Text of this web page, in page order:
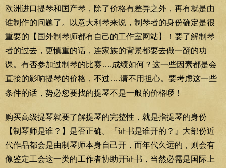
欧洲进口提琴和国产琴，除了价格有差异之外，再有就是由
谁制作的问题了。以意大利琴来说，制琴者的身份确定是很
重要的【国外制琴师都有自己的工作室网站】！要了解制琴
者的过去，更慎重的话，连家族的背景都要去做一翻的功
课。有否参加过制琴的比赛….成绩如何？这一些因素都是会
直接的影响提琴的价格，不过….请不用担心。要考虑这一些
条件的话，势必您要找的提琴不是一般的价格啰！
购买高级提琴就要了解提琴的完整性，就是指提琴的身份
【制琴师是谁？】是否正确。『证书是谁开的？』大部份近
代作品都会是由制琴师本身自己开，而年代久远的，则会有
像鉴定工会这一类的工作者协助开证书，当然必需是国际上